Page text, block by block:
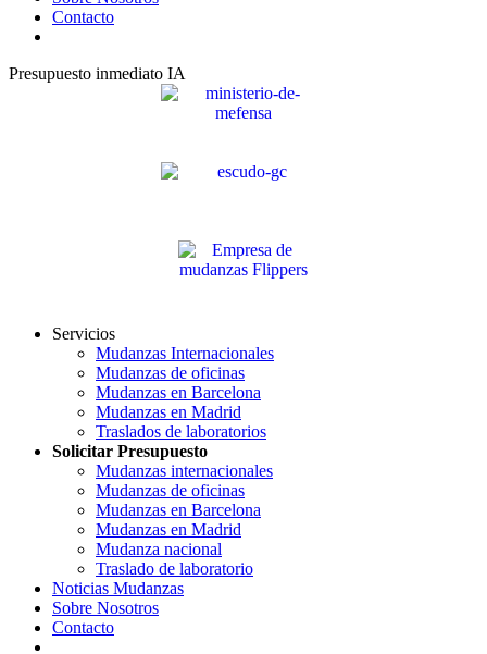
Contacto
Presupuesto inmediato IA
Servicios
Mudanzas Internacionales
Mudanzas de oficinas
Mudanzas en Barcelona
Mudanzas en Madrid
Traslados de laboratorios
Solicitar Presupuesto
Mudanzas internacionales
Mudanzas de oficinas
Mudanzas en Barcelona
Mudanzas en Madrid
Mudanza nacional
Traslado de laboratorio
Noticias Mudanzas
Sobre Nosotros
Contacto